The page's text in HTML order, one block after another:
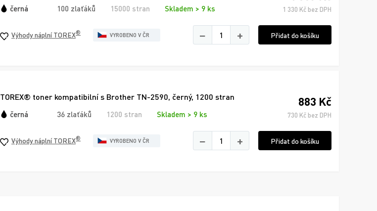
černá 100 zlaťáků 15000 stran Skladem > 9 ks 1 330 Kč bez DPH
Výhody náplní TOREX® VYROBENO V ČR − + Přidat do košíku
TOREX® toner kompatibilní s Brother TN-2590, černý, 1200 stran
černá 36 zlaťáků 1200 stran Skladem > 9 ks
883 Kč
730 Kč bez DPH
Výhody náplní TOREX® VYROBENO V ČR − + Přidat do košíku